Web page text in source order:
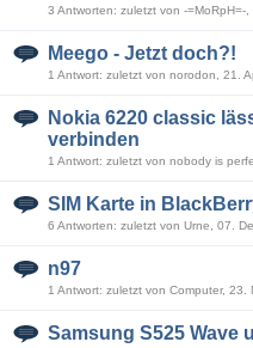
3 Antworten: zuletzt von -=MoRpH=-
Meego - Jetzt doch?!
1 Antwort: zuletzt von norodon, 21.
Nokia 6220 classic
verbinden
1 Antwort: zuletzt von nobody is
SIM Karte in
6 Antworten: zuletzt von Urne, 07.
n97
1 Antwort: zuletzt von Computer, 23.
Samsung S525 Wave